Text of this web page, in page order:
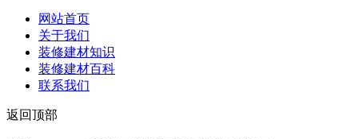
网站首页
关于我们
装修建材知识
装修建材百科
联系我们
返回顶部